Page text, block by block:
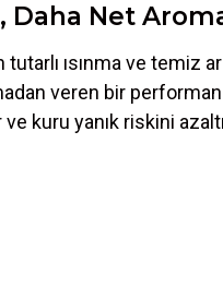
Daha Net
ısınma ve
veren bir performans
kuru yanık riskini